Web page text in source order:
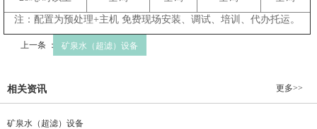
注：配置为预处理+主机 免费现场安装、调试、培训、代办托运。
上一条 ： 矿泉水（超滤）设备
相关资讯 更多>>
矿泉水（超滤）设备